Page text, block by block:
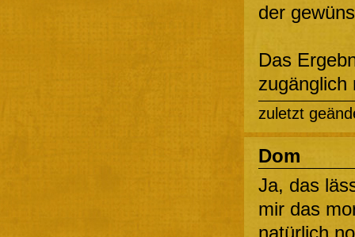
der
Das
zugänglich
zuletzt
Dom
Ja, das
mir das
natürlich